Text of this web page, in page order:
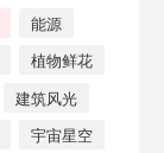
能源
植物鲜花
建筑风光
宇宙星空